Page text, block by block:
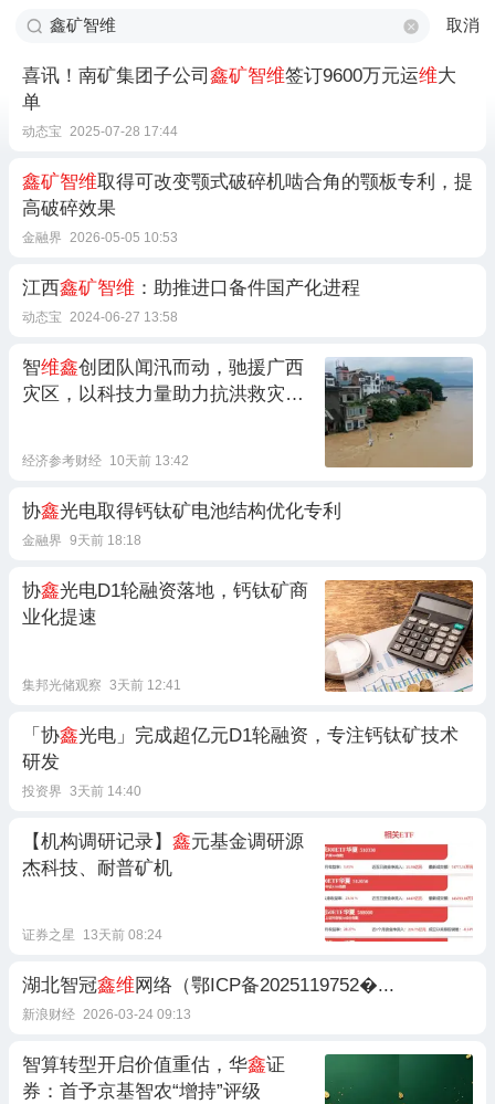
取消
喜讯！南矿集团子公司 鑫矿智维签订9600万元运维大
单
动态宝 2025-07-28 17:44
鑫矿智维取得可改变颚式破碎机啮合角的颚板专利，提
高破碎效果
金融界 2026-05-05 10:53
江西鑫矿智维 ：助推进口备件国产化进程
动态宝 2024-06-27 13:58
智维鑫创团队闻汛而动，驰援广西
灾区，以科技力量助力抗洪救灾、
经济参考财经 10天前 13:42
协鑫光电取得钙钛矿电池结构优化专利
金融界 9天前 18:18
协鑫光电D1轮融资落地，钙钛矿商
业化提速
集邦光储观察 3天前 12:41
「协鑫光电」完成超亿元D1轮融资，专注钙钛矿技术
研发
投资界 3天前 14:40
【机构调研记录】 鑫元基金调研源
杰科技、耐普矿机
证券之星 13天前 08:24
湖北智冠鑫维网络（鄂ICP备2025119752�...
新浪财经 2026-03-24 09:13
智算转型开启价值重估，华鑫证
券：首予京基智农“增持”评级